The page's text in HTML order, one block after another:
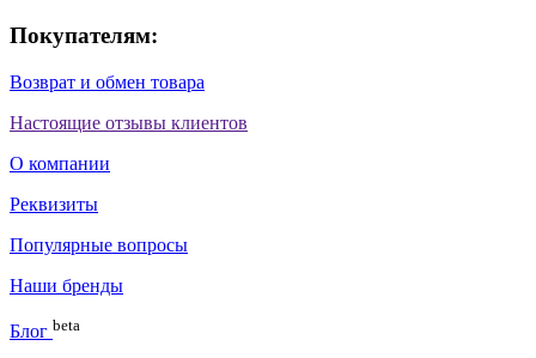
Покупателям:
Возврат и обмен товара
Настоящие отзывы клиентов
О компании
Реквизиты
Популярные вопросы
Наши бренды
Блог beta